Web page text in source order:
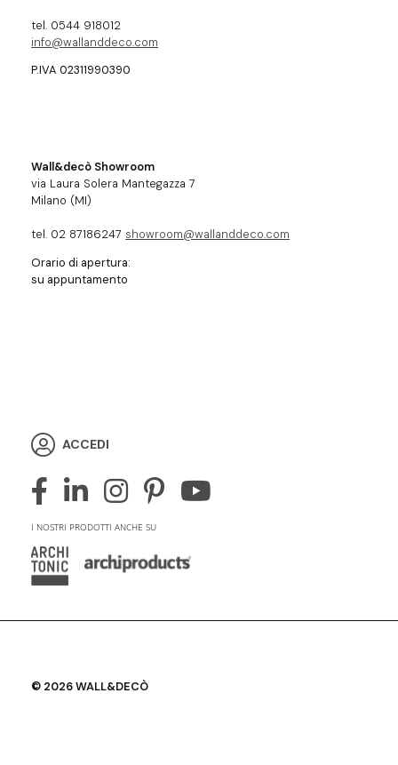
tel. 0544 918012
info@wallanddeco.com
P.IVA 02311990390
Wall&decò Showroom
via Laura Solera Mantegazza 7
Milano (MI)
tel. 02 87186247 showroom@wallanddeco.com
Orario di apertura:
su appuntamento
ACCEDI
I NOSTRI PRODOTTI ANCHE SU
© 2026 WALL&DECÒ